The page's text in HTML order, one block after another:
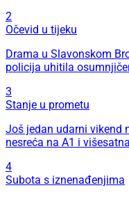
2
Očevid u tijeku
Drama u Slavonskom
policija uhitila
3
Stanje u prometu
Još jedan udarni vikend
nesreća na A1 i
4
Subota s iznenađenjima